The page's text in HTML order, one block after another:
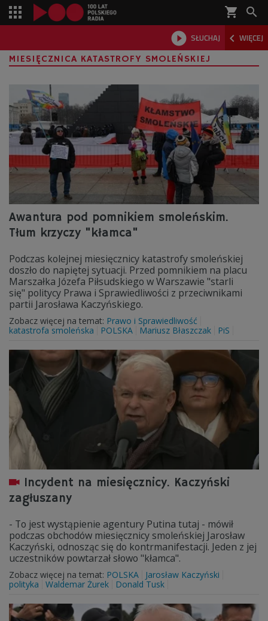
shopping_cart 
 SŁUCHAJ  WIĘCEJ

MIESIĘCZNICA KATASTROFY SMOLEŃSKIEJ
Awantura pod pomnikiem smoleńskim.
Tłum krzyczy "kłamca"
Podczas kolejnej miesięcznicy katastrofy smoleńskiej
doszło do napiętej sytuacji. Przed pomnikiem na placu
Marszałka Józefa Piłsudskiego w Warszawie "starli
się" politycy Prawa i Sprawiedliwości z przeciwnikami
partii Jarosława Kaczyńskiego.
Zobacz więcej na temat: Prawo i Sprawiedliwość
katastrofa smoleńska
POLSKA Mariusz Błaszczak PiS
Incydent na miesięcznicy. Kaczyński
zagłuszany
- To jest wystąpienie agentury Putina tutaj - mówił
podczas obchodów miesięcznicy smoleńskiej Jarosław
Kaczyński, odnosząc się do kontrmanifestacji. Jeden z jej
uczestników powtarzał słowo "kłamca".
Zobacz więcej na temat: POLSKA
Jarosław Kaczyński
polityka
Waldemar Żurek Donald Tusk